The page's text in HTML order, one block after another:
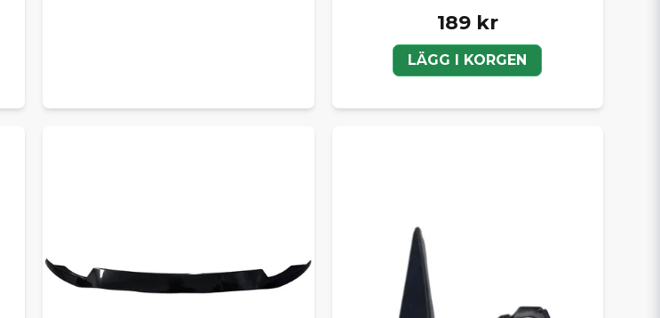
189 kr
LÄGG I KORGEN